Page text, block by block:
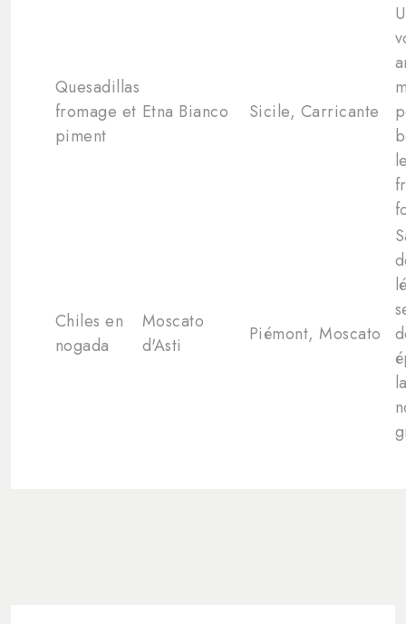
Quesadillas
fromage et
piment
Etna Bianco Sicile, Carricante
Chiles en
nogada
Moscato
d'Asti
Piémont, Moscato